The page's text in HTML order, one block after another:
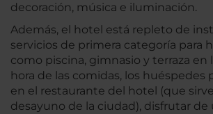
decoración, música e iluminación.
Además, el hotel está repleto de
servicios de primera categoría para
como piscina, gimnasio y terraza en
hora de las comidas, los huéspedes
en el restaurante del hotel (que
desayuno de la ciudad), disfrutar de